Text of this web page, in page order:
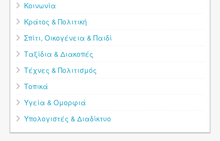
Κοινωνία
Κράτος & Πολιτική
Σπίτι, Οικογένεια & Παιδί
Ταξίδια & Διακοπές
Τέχνες & Πολιτισμός
Τοπικά
Υγεία & Ομορφιά
Υπολογιστές & Διαδίκτυο